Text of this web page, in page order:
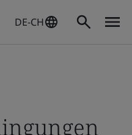
DE-CH